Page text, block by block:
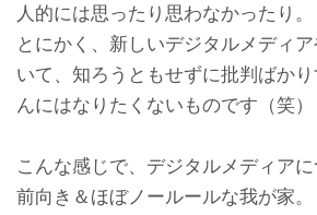
人的には思ったり思わなかったり。
とにかく、新しいデジタルメディ
いて、知ろうともせずに批判ばか
んにはなりたくないものです（笑）
こんな感じで、デジタルメディア
前向き＆ほぼノールールな我が家。